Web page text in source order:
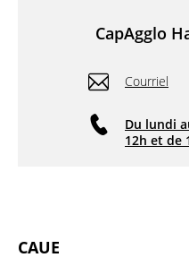
CapAgglo
Courriel
Du lundi
12h et de
CAUE